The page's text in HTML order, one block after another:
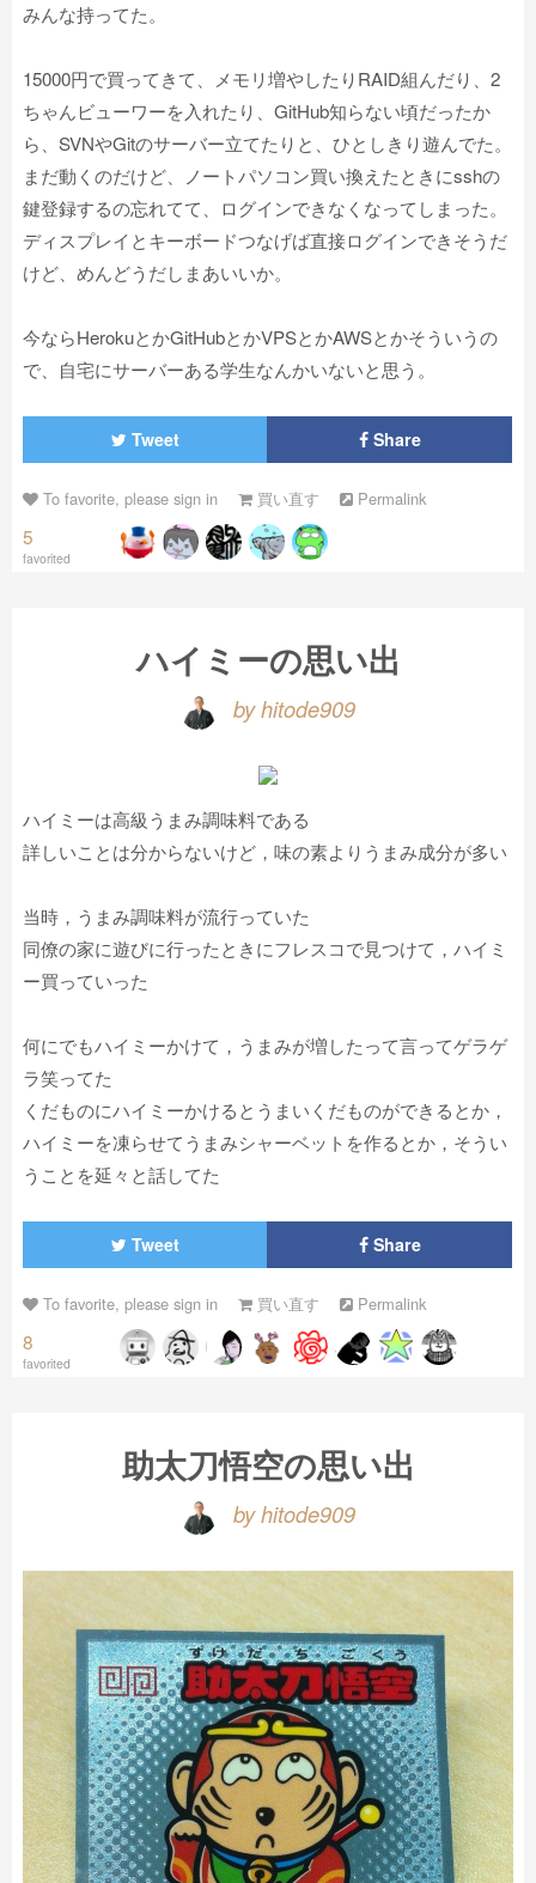
みんな持ってた。
15000円で買ってきて、メモリ増やしたりRAID組んだり、2
ちゃんビューワーを入れたり、GitHub知らない頃だったか
ら、SVNやGitのサーバー立てたりと、ひとしきり遊んでた。
まだ動くのだけど、ノートパソコン買い換えたときにsshの
鍵登録するの忘れてて、ログインできなくなってしまった。
ディスプレイとキーボードつなげば直接ログインできそうだ
けど、めんどうだしまあいいか。
今ならHerokuとかGitHubとかVPSとかAWSとかそういうの
で、自宅にサーバーある学生なんかいないと思う。
Tweet Share
To favorite, please sign in 買い直す Permalink
5
favorited
ハイミーの思い出
by hitode909
ハイミーは高級うまみ調味料である
詳しいことは分からないけど，味の素よりうまみ成分が多い
当時，うまみ調味料が流行っていた
同僚の家に遊びに行ったときにフレスコで見つけて，ハイミ
ー買っていった
何にでもハイミーかけて，うまみが増したって言ってゲラゲ
ラ笑ってた
くだものにハイミーかけるとうまいくだものができるとか，
ハイミーを凍らせてうまみシャーベットを作るとか，そうい
うことを延々と話してた
Tweet Share
To favorite, please sign in 買い直す Permalink
8
favorited
助太刀悟空の思い出
by hitode909